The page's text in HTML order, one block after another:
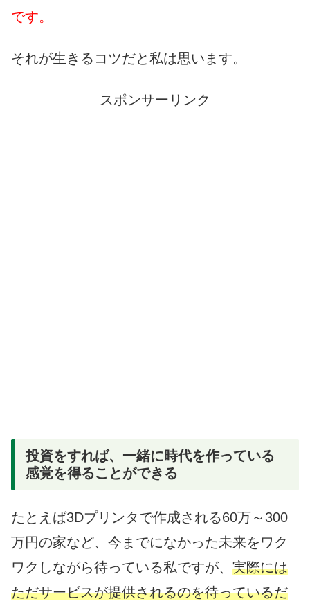
です。
それが生きるコツだと私は思います。
スポンサーリンク
投資をすれば、一緒に時代を作っている
感覚を得ることができる
たとえば3Dプリンタで作成される60万～300
万円の家など、今までになかった未来をワク
ワクしながら待っている私ですが、 実際には
ただサービスが提供されるのを待っているだ